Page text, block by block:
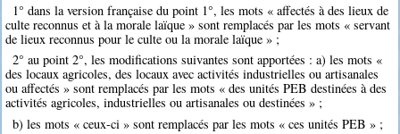
1° dans la version française du point 1°, les mots « affectés à des lieux de
culte reconnus et à la morale laïque » sont remplacés par les mots « servant
de lieux reconnus pour le culte ou la morale laïque » ;
2° au point 2°, les modifications suivantes sont apportées : a) les mots «
des locaux agricoles, des locaux avec activités industrielles ou artisanales
ou affectés » sont remplacés par les mots « des unités PEB destinées à des
activités agricoles, industrielles ou artisanales ou destinées » ;
b) les mots « ceux-ci » sont remplacés par les mots « ces unités PEB » ;